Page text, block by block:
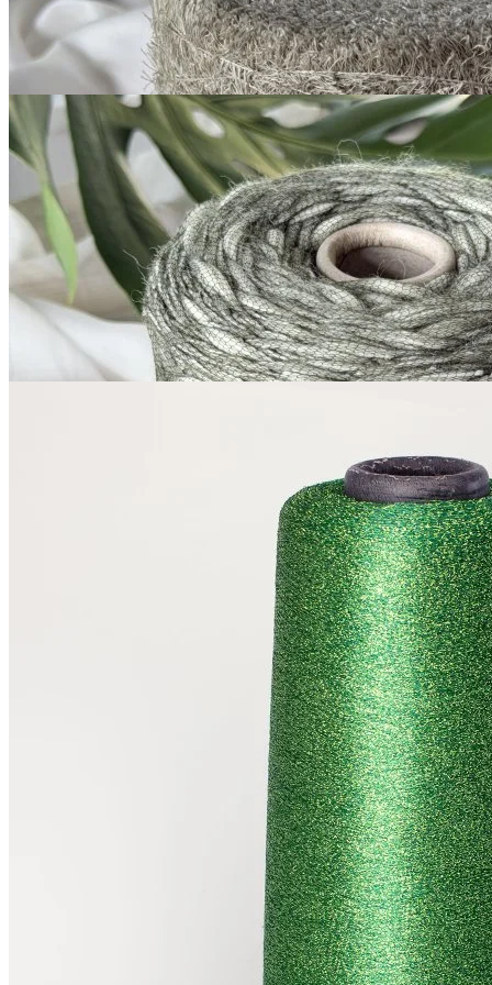
за 100 г
Купить
В наличии 4080 гр
G&G Filati
Boccolo
меринос 70%, хлопок 30%
240 м/100 гхаки с серым
980₽
за 100 г
Купить
вискоза 65%, люрекс 35%
нефритовый
Мы используем файлы cookie,
чтобы улучшить работу сайта и предоставить вам
больше возможностей. Также, к сайту подключен сервис
веб аналитики Яндекс Метрика, использующий cookie.
Продолжая использовать сайт, вы соглашаетесь с
условиями использования cookie.